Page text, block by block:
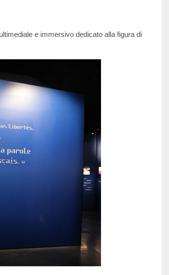
e immersivo dedicato alla figura di